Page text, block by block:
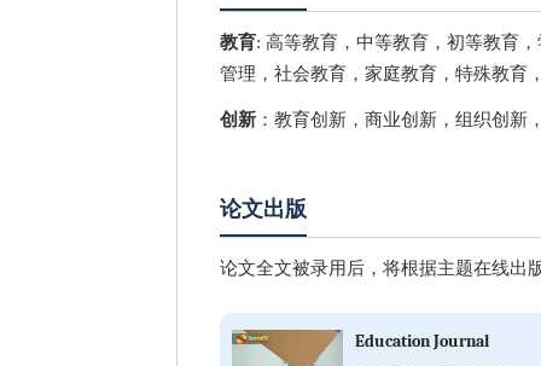
教育: 高等教育，中等教育，初等教育
管理，社会教育，家庭教育，特殊教育
创新 ：教育创新，商业创新，组织创新
论文出版
论文全文被录用后，将根据主题在线出
Education Journal